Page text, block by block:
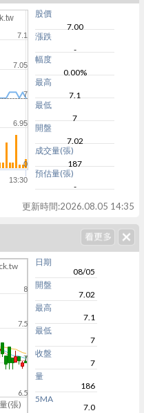
13:30
6.95
7
7.05
7.1
0
股價
7.00
漲跌
-
幅度
0.00%
最高
7.1
最低
7
開盤
7.02
成交量(張)
187
預估量(張)
-
更新時間:2026.08.05 14:35
(張)
6.5
7
7.5
8
日期
08/05
開盤
7.02
最高
7.1
最低
7
收盤
7
量
186
5MA
7.0